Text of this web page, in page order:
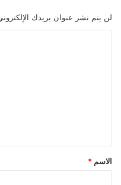
لن يتم نشر عنوان بريدك
ق
*
الاسم *